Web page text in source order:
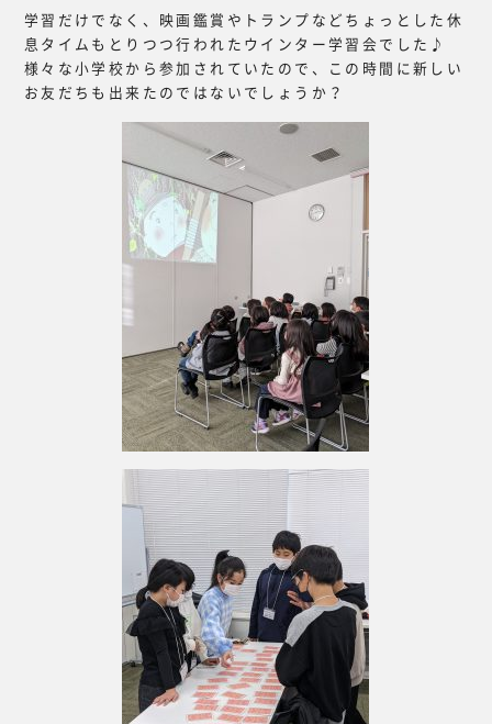
学習だけでなく、映画鑑賞やトランプなどちょっとした休
息タイムもとりつつ行われたウインター学習会でした♪
様々な小学校から参加されていたので、この時間に新しい
お友だちも出来たのではないでしょうか？